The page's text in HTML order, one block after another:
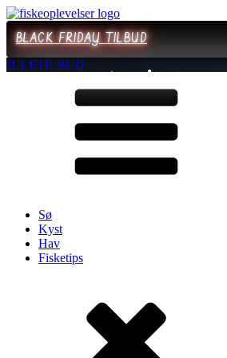
BLACK FRIDAY TILBUD
JULETILBUD
Sø
Kyst
Hav
Fisketips